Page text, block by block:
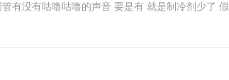
有没有咕噜咕噜的声音 要是有 就是制冷剂少了